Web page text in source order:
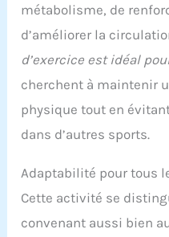
métabolisme, de
d’améliorer la
d’exercice est idéal
cherchent à maintenir
physique tout en
dans d’autres sports.
Adaptabilité pour tous
Cette activité se
convenant aussi bien